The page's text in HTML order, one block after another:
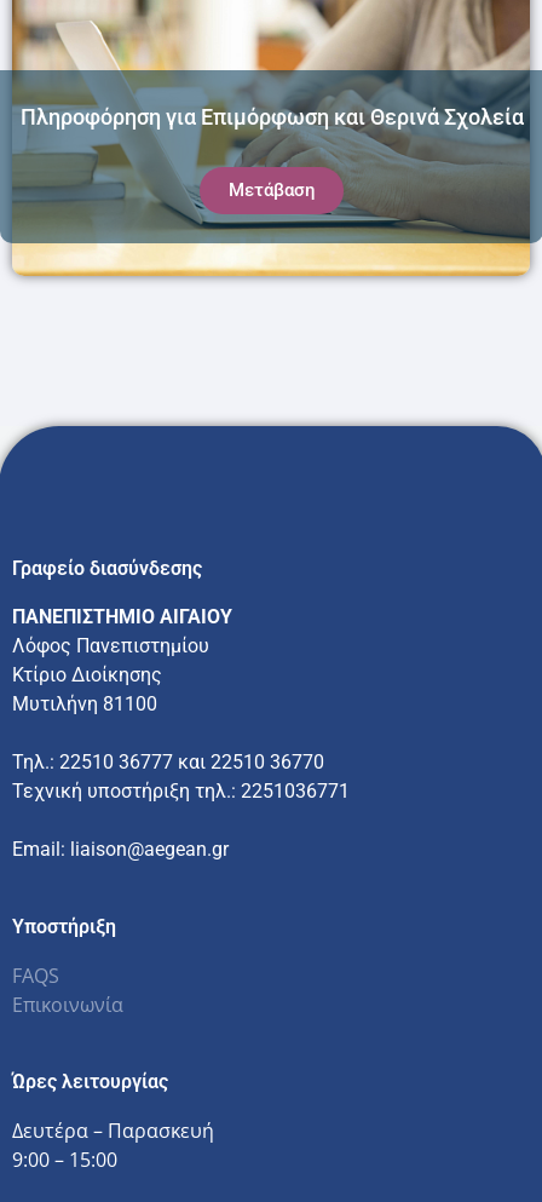
Πληροφόρηση για Επιμόρφωση και Θερινά Σχολεία
Μετάβαση
Γραφείο διασύνδεσης
ΠΑΝΕΠΙΣΤΗΜΙΟ ΑΙΓΑΙΟΥ
Λόφος Πανεπιστημίου
Κτίριο Διοίκησης
Μυτιλήνη 81100
Τηλ.: 22510 36777 και 22510 36770
Τεχνική υποστήριξη τηλ.: 2251036771
Email: liaison@aegean.gr
Υποστήριξη
FAQS
Επικοινωνία
Ώρες λειτουργίας
Δευτέρα – Παρασκευή
9:00 – 15:00